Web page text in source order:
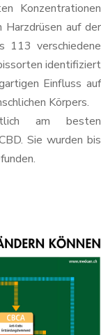
Konzentrationen
auf der
113 verschiedene
identifiziert
Einfluss auf
Körpers.
am besten
Sie wurden bis